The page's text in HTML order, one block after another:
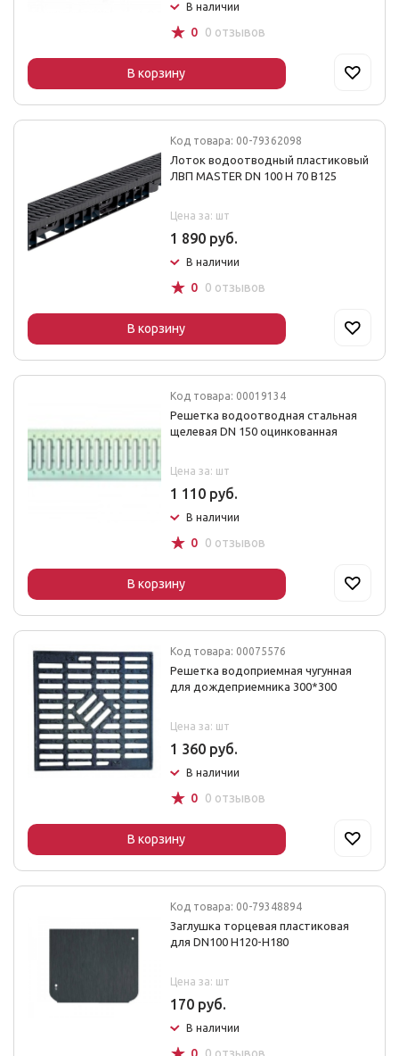
В наличии
☆ 0 0 отзывов
В корзину
Код товара: 00-79362098
Лоток водоотводный пластиковый
ЛВП MASTER DN 100 H 70 В125
Цена за: шт
1 890 руб.
В наличии
☆ 0 0 отзывов
В корзину
Код товара: 00019134
Решетка водоотводная стальная
щелевая DN 150 оцинкованная
Цена за: шт
1 110 руб.
В наличии
☆ 0 0 отзывов
В корзину
Код товара: 00075576
Решетка водоприемная чугунная
для дождеприемника 300*300
Цена за: шт
1 360 руб.
В наличии
☆ 0 0 отзывов
В корзину
Код товара: 00-79348894
Заглушка торцевая пластиковая
для DN100 Н120-Н180
Цена за: шт
170 руб.
В наличии
0 0 отзывов